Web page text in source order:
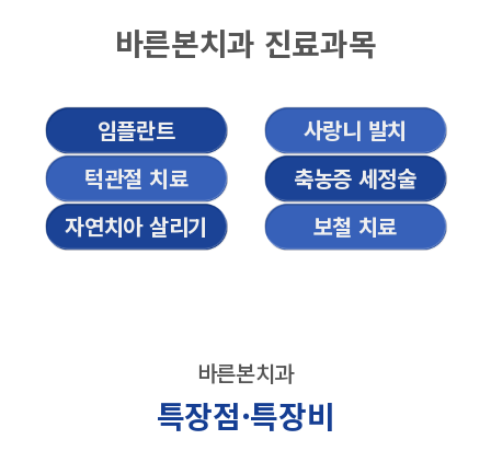
바른본치과 진료과목
임플란트
사랑니 발치
턱관절 치료
축농증 세정술
자연치아 살리기
보철 치료
바른본치과
특장점·특장비